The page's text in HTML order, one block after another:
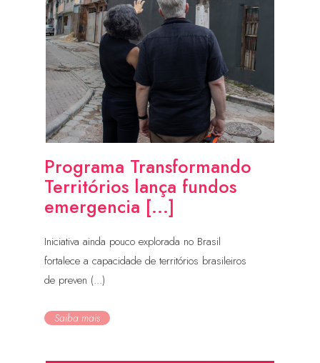
Programa Transformando
Territórios lança fundos
emergencia [...]
Iniciativa ainda pouco explorada no Brasil
fortalece a capacidade de territórios brasileiros
de preven (...)
Saiba mais